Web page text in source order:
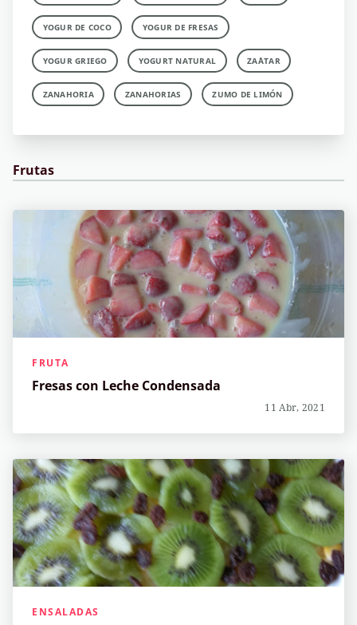
YOGUR DE COCO YOGUR DE FRESAS
YOGUR GRIEGO YOGURT NATURAL ZA´ATAR
ZANAHORIA ZANAHORIAS ZUMO DE LIMÓN
Frutas
FRUTA
Fresas con Leche Condensada
11 Abr, 2021
ENSALADAS